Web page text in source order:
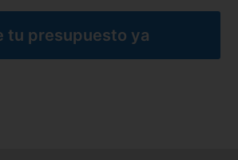
tu presupuesto ya